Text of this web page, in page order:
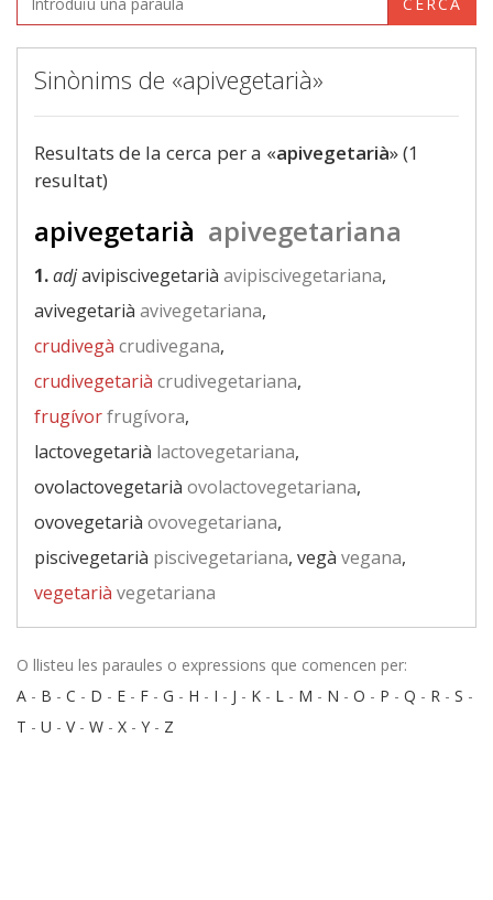
Sinònims de «apivegetarià»
Resultats de la cerca per a «apivegetarià» (1
resultat)
apivegetarià apivegetariana
1.adjavipiscivegetarià avipiscivegetariana,
avivegetarià avivegetariana,
crudivegà crudivegana,
crudivegetarià crudivegetariana,
frugívorfrugívora,
lactovegetarià lactovegetariana,
ovolactovegetarià ovolactovegetariana,
ovovegetarià ovovegetariana,
piscivegetarià piscivegetariana, vegà vegana,
vegetarià vegetariana
O llisteu les paraules o expressions que comencen per:
A - B - C - D - E - F - G - H - I - J - K - L - M - N - O - P - Q - R - S -
T - U - V- W - X - Y - Z